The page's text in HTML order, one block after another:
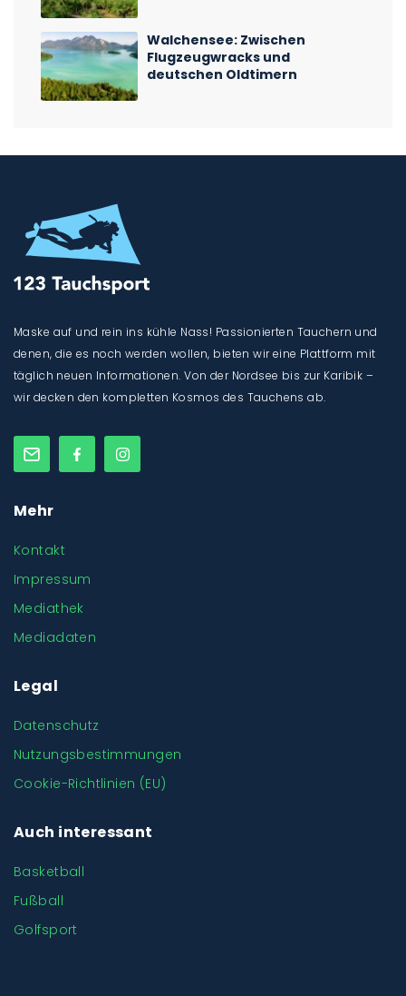
Walchensee: Zwischen
Flugzeugwracks und
deutschen Oldtimern
Maske auf und rein ins kühle Nass! Passionierten Tauchern und
denen, die es noch werden wollen, bieten wir eine Plattform mit
täglich neuen Informationen. Von der Nordsee bis zur Karibik –
wir decken den kompletten Kosmos des Tauchens ab.
Mehr
Kontakt
Impressum
Mediathek
Mediadaten
Legal
Datenschutz
Nutzungsbestimmungen
Cookie-Richtlinien (EU)
Auch interessant
Basketball
Fußball
Golfsport